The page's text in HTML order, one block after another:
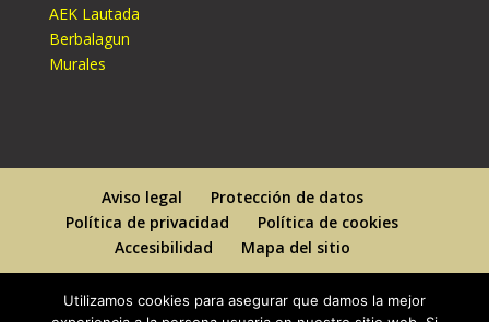
AEK Lautada
Berbalagun
Murales
Aviso legal
Protección de datos
Política de privacidad
Política de cookies
Accesibilidad
Mapa del sitio
Utilizamos cookies para asegurar que damos la mejor